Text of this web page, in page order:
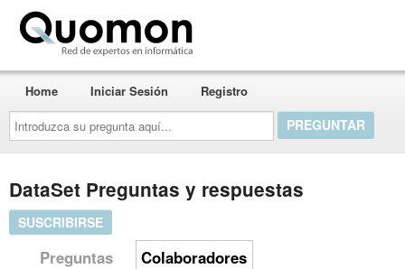
Introduzca
su
pregunta
aquí...
Home Iniciar Sesión Registro
DataSet Preguntas y respuestas
SUSCRIBIRSE
Preguntas Colaboradores